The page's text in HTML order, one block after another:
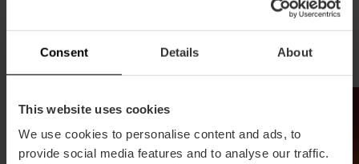
Consent Details About
This website uses cookies
We use cookies to personalise content and ads, to
provide social media features and to analyse our traffic.
Et proposem un recorregut pels llocs que van tindre
relació amb el Sant Graal per a endinsar-te més en
la seua història vinculada a la ciutat.